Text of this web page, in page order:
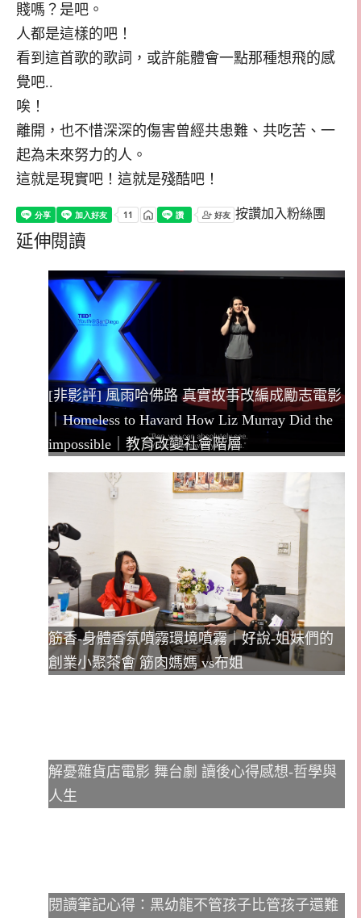
賤嗎？是吧。
人都是這樣的吧！
看到這首歌的歌詞，或許能體會一點那種想飛的感
覺吧..
唉！
離開，也不惜深深的傷害曾經共患難、共吃苦、一
起為未來努力的人。
這就是現實吧！這就是殘酷吧！
按讚加入粉絲團
延伸閱讀
[非影評] 風雨哈佛路 真實故事改編成勵志電影
｜Homeless to Havard How Liz Murray Did the
impossible｜教育改變社會階層
筋香-身體香氛噴霧環境噴霧｜好說-姐妹們的
創業小聚茶會 筋肉媽媽 vs布姐
解憂雜貨店電影 舞台劇 讀後心得感想-哲學與
人生
閱讀筆記心得：黑幼龍不管孩子比管孩子還難